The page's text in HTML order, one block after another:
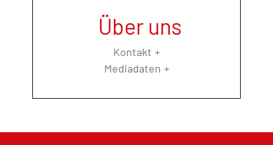
Über uns
Kontakt
Mediadaten